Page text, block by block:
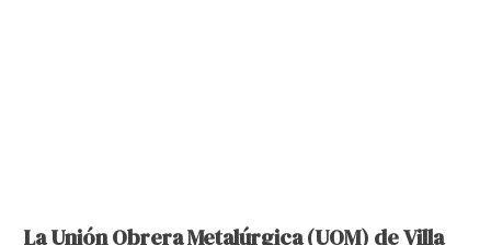
La Unión Obrera Metalúrgica (UOM) de Villa